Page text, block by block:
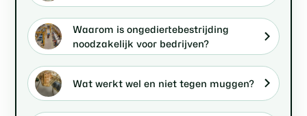
Waarom is ongediertebestrijding
noodzakelijk voor bedrijven?
Wat werkt wel en niet tegen muggen?